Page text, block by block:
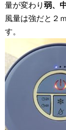
量が変わり 弱、
風量は強だと２
す。